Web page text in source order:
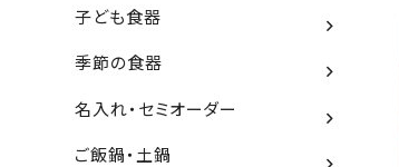
子ども食器
季節の食器
名入れ・セミオーダー
ご飯鍋・土鍋